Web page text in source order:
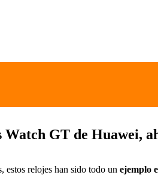
GT de Huawei,
estos relojes han sido todo un ejemplo